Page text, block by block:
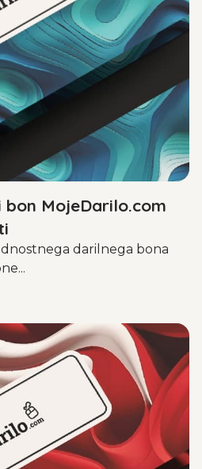
MojeDarilo.com
darilnega bona